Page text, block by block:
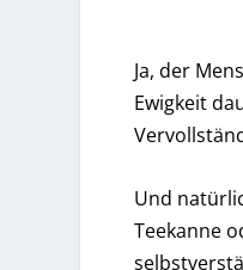
Ja, der
Ewigkeit
Und
Teekanne